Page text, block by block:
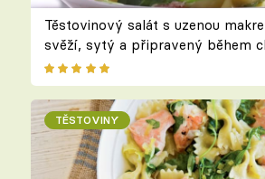
Těstovinový salát s uzenou
svěží, sytý a připravený během
TĚSTOVINY